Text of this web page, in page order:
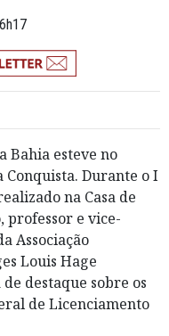
Bahia esteve no
Durante o I
na Casa de
professor e vice-
Associação
Louis Hage
destaque sobre os
de Licenciamento